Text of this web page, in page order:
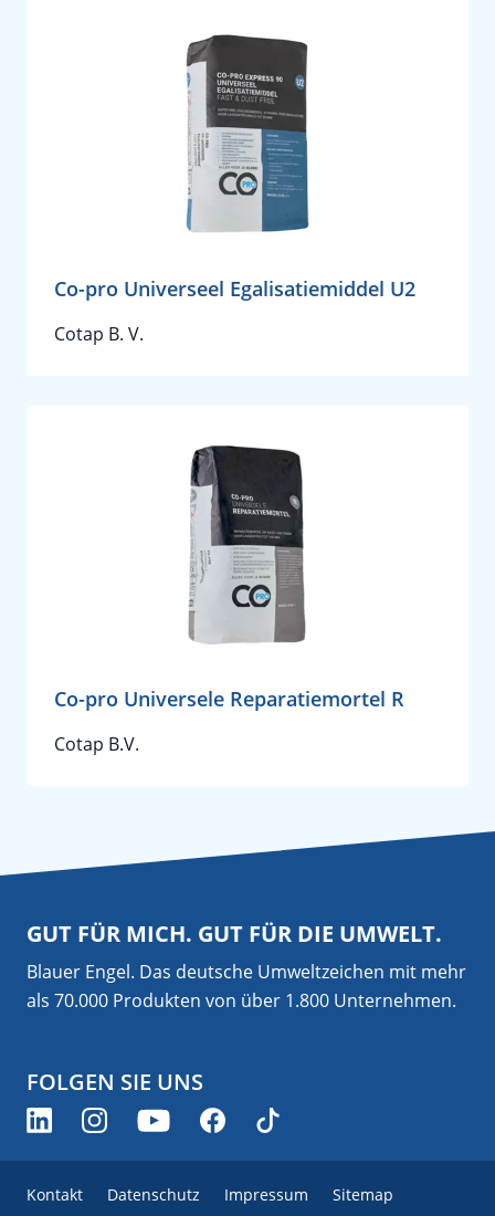
Co-pro Universeel Egalisatiemiddel U2
Cotap B. V.
Co-pro Universele Reparatiemortel R
Cotap B.V.
GUT FÜR MICH. GUT FÜR DIE UMWELT.
Blauer Engel. Das deutsche Umweltzeichen mit mehr
als 70.000 Produkten von über 1.800 Unternehmen.
FOLGEN SIE UNS
Kontakt Datenschutz Impressum
Sitemap